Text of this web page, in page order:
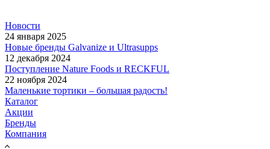
Новости
24 января 2025
Новые бренды Galvanize и Ultrasupps
12 декабря 2024
Поступление Nature Foods и RECKFUL
22 ноября 2024
Маленькие тортики – большая радость!
Каталог
Акции
Бренды
Компания